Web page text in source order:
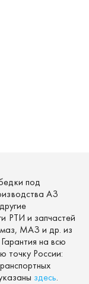
под
АЗ
РТИ и запчастей
МАЗ и др. из
на всю
точку России:
здесь.